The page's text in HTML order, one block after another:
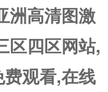
洲高清图激
区四区网站,
观看,在线